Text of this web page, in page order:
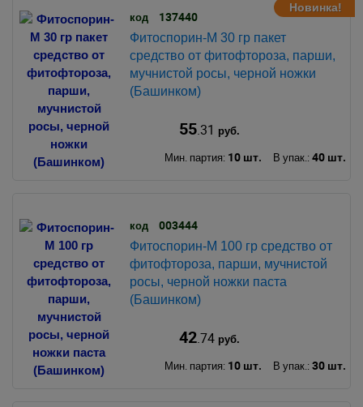
Новинка!
код 137440
Фитоспорин-М 30 гр пакет
средство от фитофтороза, парши,
мучнистой росы, черной ножки
(Башинком)
55.31 руб.
Мин. партия: 10 шт. В упак.: 40 шт.
код 003444
Фитоспорин-М 100 гр средство от
фитофтороза, парши, мучнистой
росы, черной ножки паста
(Башинком)
42.74руб.
Мин. партия: 10 шт. В упак.: 30 шт.